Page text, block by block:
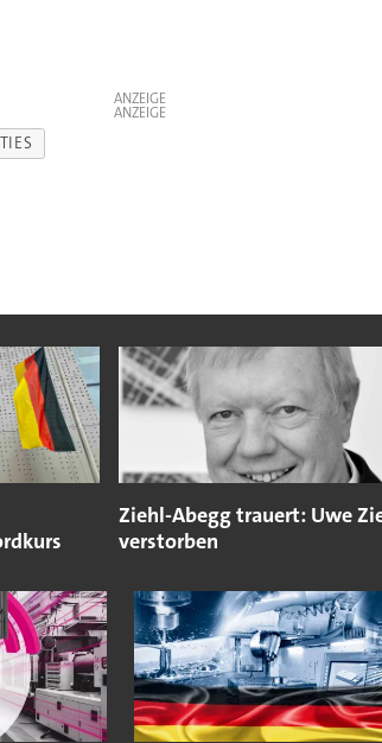
ANZEIGE
ANZEIGE
Ziehl-Abegg trauert: Uwe
verstorben